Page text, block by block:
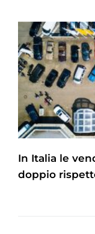
In Italia le
doppio